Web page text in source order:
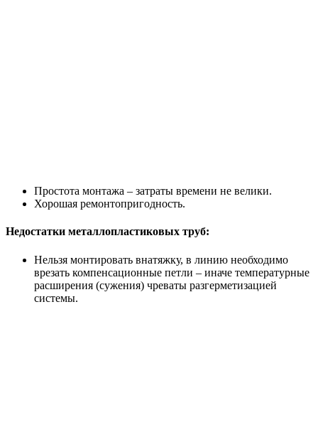
Простота монтажа – затраты времени не велики.
Хорошая ремонтопригодность.
Недостатки металлопластиковых труб:
Нельзя монтировать внатяжку, в линию необходимо
врезать компенсационные петли – иначе температурные
расширения (сужения) чреваты разгерметизацией
системы.